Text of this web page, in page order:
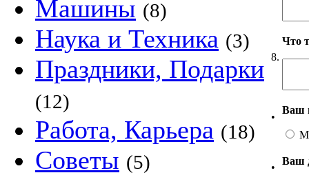
Машины (8)
Наука и Техника (3)
Праздники, Подарки
(12)
Работа, Карьера (18)
Советы (5)
8.
Что
•
Ваш
•
Ваш